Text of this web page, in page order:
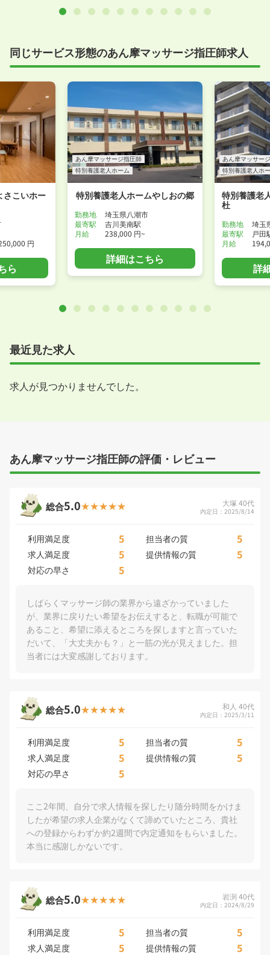
同じサービス形態のあん摩マッサージ指圧師求人
さこいホー
円
ら
あん摩マッサージ指圧師
特別養護老人ホーム
特別養護老人ホームやしおの郷
勤務地
埼玉県八潮市
最寄駅
吉川美南駅
月給
238,000 円~
詳細はこちら
あん摩マッサー
特別養護老人ホ
特別養護老
杜
勤務地
埼玉
最寄駅
戸田
月給
詳
最近見た求人
求人が見つかりませんでした。
あん摩マッサージ指圧師の評価・レビュー
総合5.0 大塚 40代
内定日：2025/8/14
利用満足度 5 担当者の質 5
求人満足度 5 提供情報の質 5
対応の早さ 5
しばらくマッサージ師の業界から遠ざかっていました
が、業界に戻りたい希望をお伝えすると、転職が可能で
あること、希望に添えるところを探しますと言っていた
だいて、「大丈夫かも？」と一筋の光が見えました。担
当者には大変感謝しております。
総合5.0 和人 40代
内定日：2025/3/11
利用満足度 5 担当者の質 5
求人満足度 5 提供情報の質 5
対応の早さ 5
ここ2年間、自分で求人情報を探したり随分時間をかけま
したが希望の求人企業がなくて諦めていたところ、貴社
への登録からわずか約2週間で内定通知をもらいました。
本当に感謝しかないです。
総合5.0 岩渕 40代
内定日：2024/8/29
利用満足度 5 担当者の質 5
求人満足度 5 提供情報の質 5